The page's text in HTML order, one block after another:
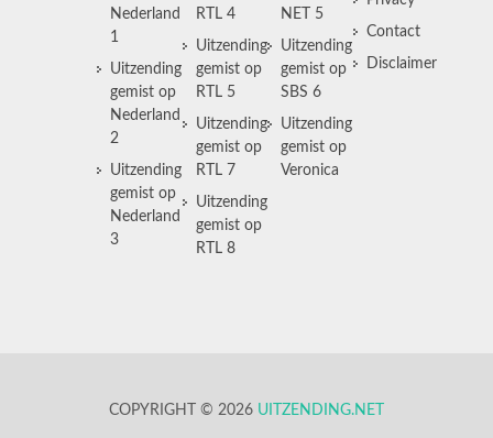
Nederland
1
Uitzending
gemist op
Nederland
2
Uitzending
gemist op
Nederland
3
RTL 4
Uitzending
gemist op
RTL 5
Uitzending
gemist op
RTL 7
Uitzending
gemist op
RTL 8
NET 5
Uitzending
gemist op
SBS 6
Uitzending
gemist op
Veronica
Contact
Disclaimer
COPYRIGHT © 2026 UITZENDING.NET